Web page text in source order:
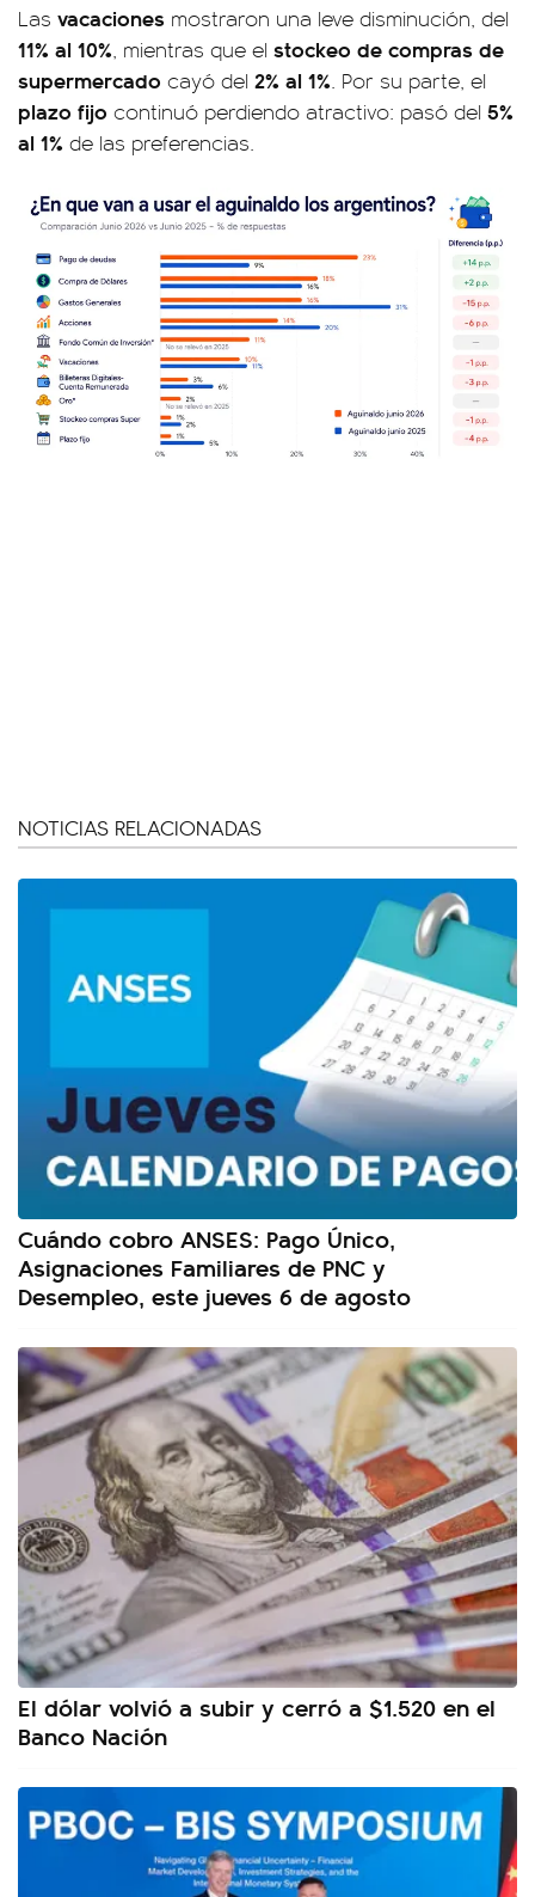
Las vacaciones mostraron una leve disminución, del
11% al 10%, mientras que el stockeo de compras de
supermercado cayó del 2% al 1%. Por su parte, el
plazo fijo continuó perdiendo atractivo: pasó del 5%
al 1% de las preferencias.
NOTICIAS RELACIONADAS
Cuándo cobro ANSES: Pago Único,
Asignaciones Familiares de PNC y
Desempleo, este jueves 6 de agosto
El dólar volvió a subir y cerró a $1.520 en el
Banco Nación